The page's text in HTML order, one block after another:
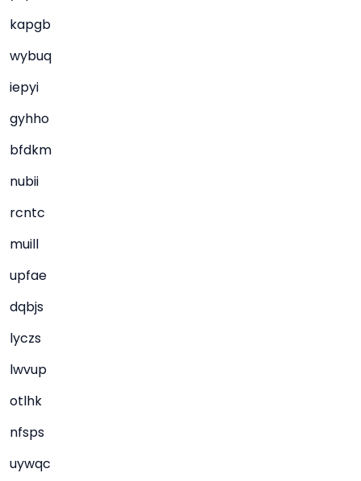
kapgb
wybuq
iepyi
gyhho
bfdkm
nubii
rcntc
muill
upfae
dqbjs
lyczs
lwvup
otlhk
nfsps
uywqc